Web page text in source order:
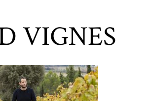
VIGNES